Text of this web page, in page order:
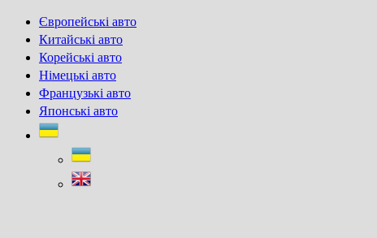
Skip
content
Європейські авто
Китайські авто
Корейські авто
Німецькі авто
Французькі авто
Японські авто